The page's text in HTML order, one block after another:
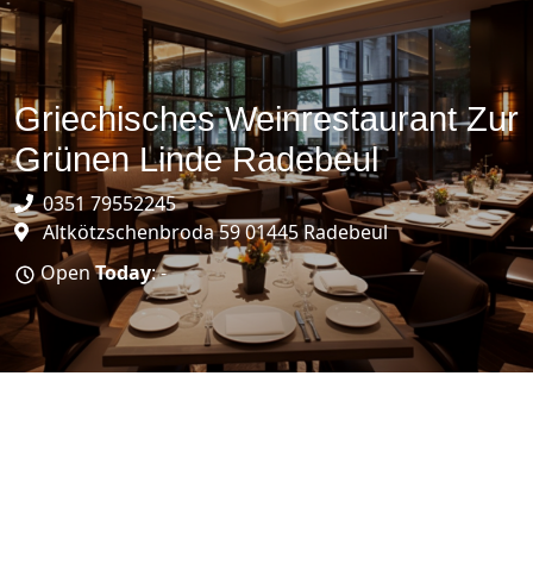
Griechisches Weinrestaurant Zur
Grünen Linde Radebeul
0351 79552245
Altkötzschenbroda 59 01445 Radebeul
OpenToday: -